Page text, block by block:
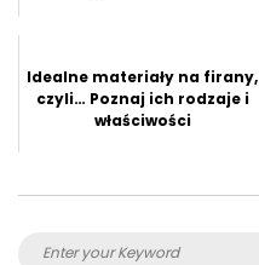
Idealne materiały na firany,
czyli… Poznaj ich rodzaje i
właściwości
Search